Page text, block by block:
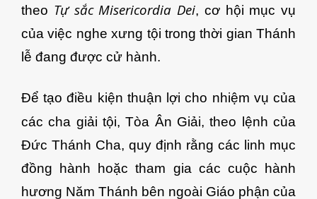
theo Tự sắc Misericordia Dei, cơ hội mục vụ
của việc nghe xưng tội trong thời gian Thánh
lễ đang được cử hành.
Để tạo điều kiện thuận lợi cho nhiệm vụ của
các cha giải tội, Tòa Ân Giải, theo
lệnh của
Đức Thánh Cha, quy định rằng các linh mục
đồng hành hoặc tham gia các cuộc hành
hương Năm Thánh bên ngoài Giáo phận của